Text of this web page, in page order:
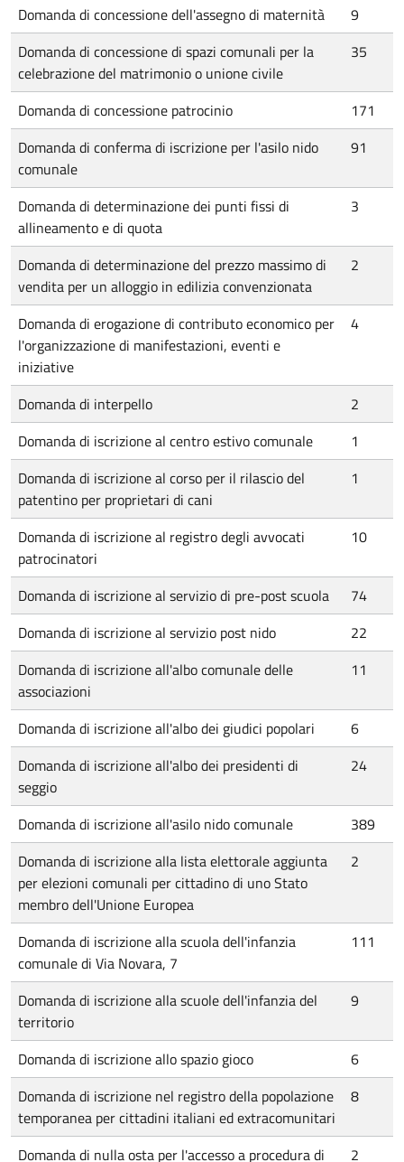
Domanda di concessione dell'assegno di maternità
9
Domanda di concessione di spazi comunali per la
celebrazione del matrimonio o unione civile
35
Domanda di concessione patrocinio
171
Domanda di conferma di iscrizione per l'asilo nido
comunale
91
Domanda di determinazione dei punti fissi di
allineamento e di quota
3
Domanda di determinazione del prezzo massimo di
vendita per un alloggio in edilizia convenzionata
2
Domanda di erogazione di contributo economico per
l'organizzazione di manifestazioni, eventi e
iniziative
4
Domanda di interpello
2
Domanda di iscrizione al centro estivo comunale
1
Domanda di iscrizione al corso per il rilascio del
patentino per proprietari di cani
1
Domanda di iscrizione al registro degli avvocati
patrocinatori
10
Domanda di iscrizione al servizio di pre-post scuola
74
Domanda di iscrizione al servizio post nido
22
Domanda di iscrizione all'albo comunale delle
associazioni
11
Domanda di iscrizione all'albo dei giudici popolari
6
Domanda di iscrizione all'albo dei presidenti di
seggio
24
Domanda di iscrizione all'asilo nido comunale
389
Domanda di iscrizione alla lista elettorale aggiunta
per elezioni comunali per cittadino di uno Stato
membro dell'Unione Europea
2
Domanda di iscrizione alla scuola dell'infanzia
comunale di Via Novara, 7
111
Domanda di iscrizione alla scuole dell'infanzia del
territorio
9
Domanda di iscrizione allo spazio gioco
6
Domanda di iscrizione nel registro della popolazione
temporanea per cittadini italiani ed extracomunitari
8
Domanda di nulla osta per l'accesso a procedura di 2